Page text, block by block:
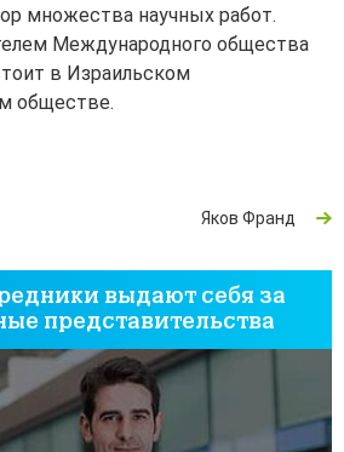
множества научных работ.
Международного общества
в Израильском
обществе.
Яков Франд
выдают себя за
представительства